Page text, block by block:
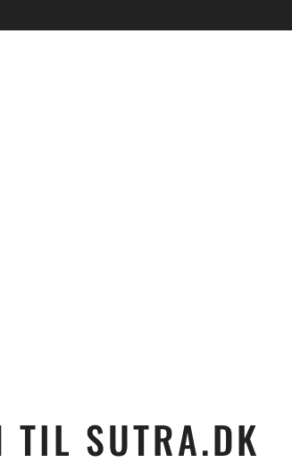
TIL SUTRA.DK